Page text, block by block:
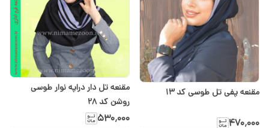
مقنعه پفی تل طوسی کد 13
۴۷۰٬۰۰۰
مقنعه تل دار دراپه نوار طوسی
روشن کد 28
۵۳۰٬۰۰۰